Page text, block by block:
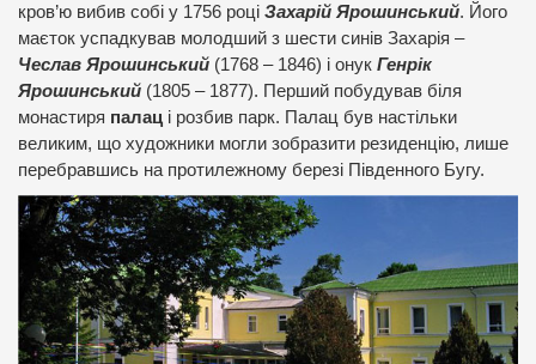
кров’ю вибив собі у 1756 році Захарій Ярошинський. Його
маєток успадкував молодший з шести синів Захарія –
Чеслав Ярошинський (1768 – 1846) і онук Генрік
Ярошинський (1805 – 1877). Перший побудував біля
монастиря палац і розбив парк. Палац був настільки
великим, що художники могли зобразити резиденцію, лише
перебравшись на протилежному березі Південного Бугу.